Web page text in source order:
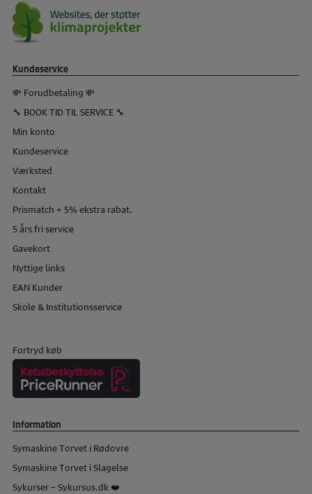
Kundeservice
💸 Forudbetaling 💸
🔧 BOOK TID TIL SERVICE 🔧
Min konto
Kundeservice
Værksted
Kontakt
Prismatch + 5% ekstra rabat.
5 års fri service
Gavekort
Nyttige links
EAN Kunder
Skole & Institutionsservice
Fortryd køb
Information
Symaskine Torvet i Rødovre
Symaskine Torvet i Slagelse
Sykurser – Sykursus.dk ❤️